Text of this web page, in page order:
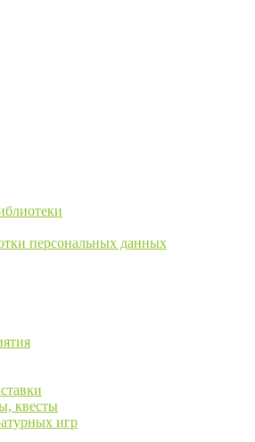
персональных данных
квесты
игр